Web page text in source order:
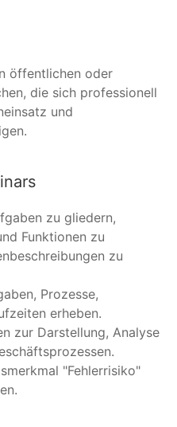
öffentlichen oder
die sich professionell
und
zu gliedern,
Funktionen zu
zu
Prozesse,
erheben.
zur Darstellung, Analyse
"Fehlerrisiko"